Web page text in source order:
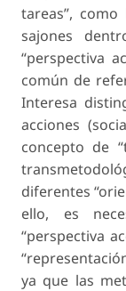
tareas”,
sajones
“perspectiva
común de
Interesa
acciones
concepto de
diferentes
ello, es
“perspectiva
ya que las